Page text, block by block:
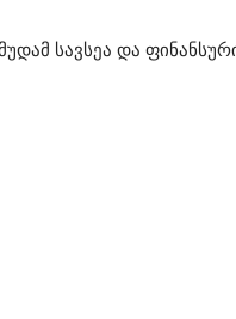
სავსეა და